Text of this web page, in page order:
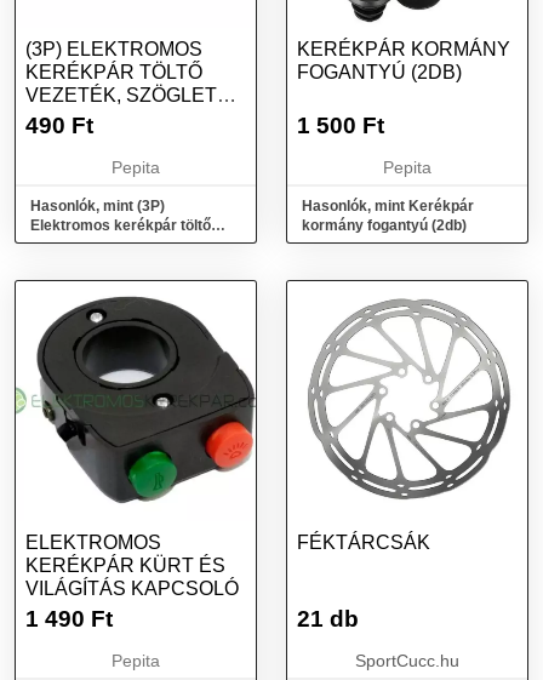
(3P) ELEKTROMOS
KERÉKPÁR TÖLTŐ
VEZETÉK, SZÖGLETES
DUGÓVAL
490 Ft
Pepita
Hasonlók, mint (3P)
Elektromos kerékpár töltő
vezeték, szögletes dugóval
KERÉKPÁR KORMÁNY
FOGANTYÚ (2DB)
1 500 Ft
Pepita
Hasonlók, mint Kerékpár
kormány fogantyú (2db)
ELEKTROMOS
KERÉKPÁR KÜRT ÉS
VILÁGÍTÁS KAPCSOLÓ
1 490 Ft
Pepita
FÉKTÁRCSÁK
21 db
SportCucc.hu